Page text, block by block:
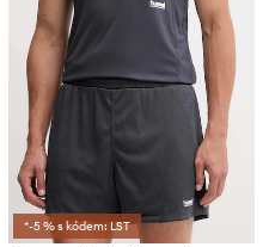
*-5 % s kódem: LST